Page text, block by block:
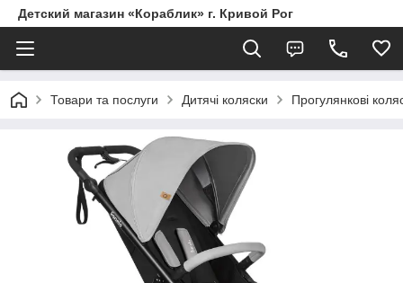
Детский магазин «Кораблик» г. Кривой Рог
Товари та послуги Дитячі коляски Прогулянкові